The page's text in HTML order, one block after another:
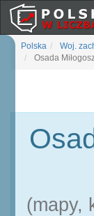
Polska Woj.
Osada
(mapy,